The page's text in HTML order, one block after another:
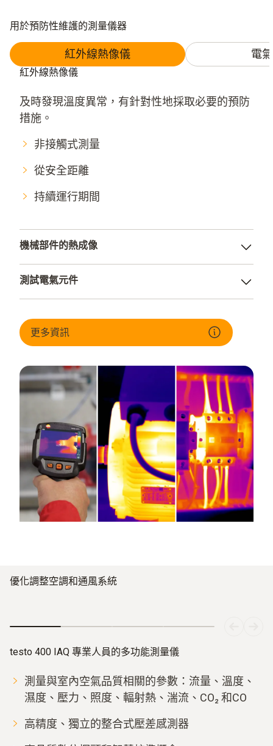
用於預防性維護的測量儀器
紅外線熱像儀 電
紅外線熱像儀
及時發現溫度異常，有針對性地採取必要的預防
措施。
非接觸式測量
從安全距離
持續運行期間
機械部件的熱成像
高溫範圍內的品質監控
測試電氣元件
識別缺陷組件
更多資訊
優化調整空調和通風系統
testo 400 IAQ 專業人員的多功能測量儀
測量與室內空氣品質相關的參數：流量、溫度、
濕度、壓力、照度、輻射熱、湍流、CO₂ 和CO
高精度、獨立的整合式壓差感測器